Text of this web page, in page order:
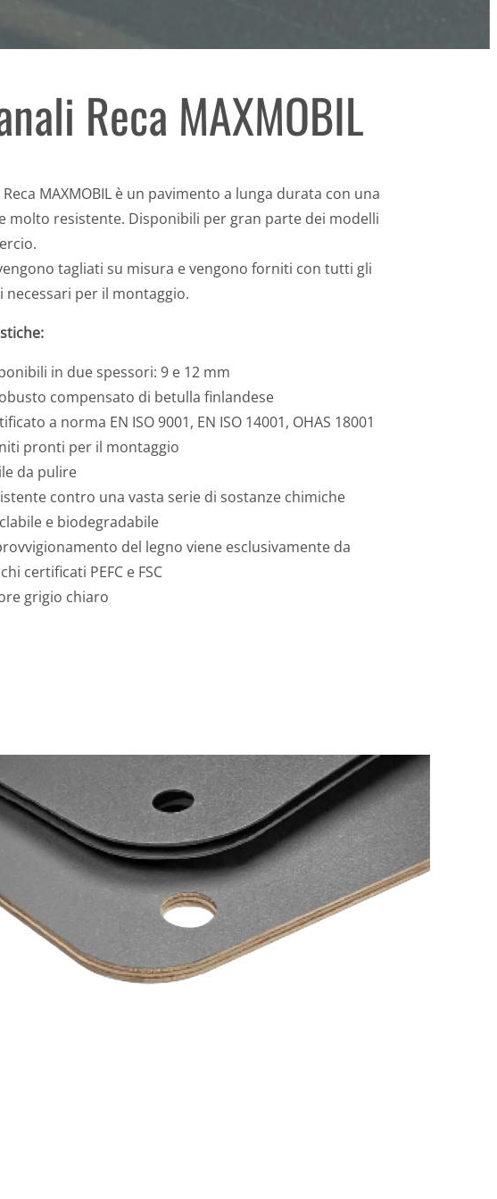
Reca MAXMOBIL
MAXMOBIL è un pavimento a lunga durata con una
molto resistente. Disponibili per gran parte dei modelli
tagliati su misura e vengono forniti con tutti gli
necessari per il montaggio.
in due spessori: 9 e 12 mm
compensato di betulla finlandese
a norma EN ISO 9001, EN ISO 14001, OHAS 18001
pronti per il montaggio
da pulire
contro una vasta serie di sostanze chimiche
e biodegradabile
del legno viene esclusivamente da
certificati PEFC e FSC
grigio chiaro